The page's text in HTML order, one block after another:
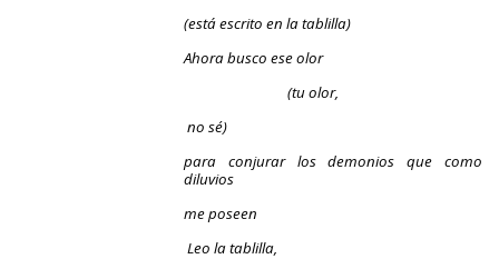
(está escrito en la tablilla)
Ahora busco ese olor
(tu olor,
no sé)
para conjurar los demonios que como
diluvios
me poseen
Leo la tablilla,